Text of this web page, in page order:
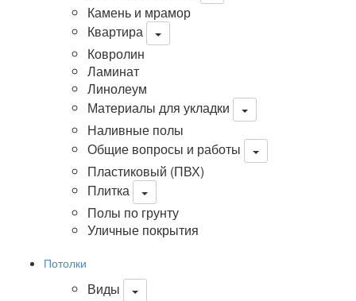
Камень и мрамор
Квартира
Ковролин
Ламинат
Линолеум
Материалы для укладки
Наливные полы
Общие вопросы и работы
Пластиковый (ПВХ)
Плитка
Полы по грунту
Уличные покрытия
Потолки
Виды